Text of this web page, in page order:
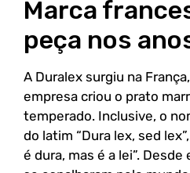
Marca
peça nos
A Duralex surgiu na
empresa criou o prato
temperado. Inclusive, o
do latim “Dura lex, sed
é dura, mas é a lei”.